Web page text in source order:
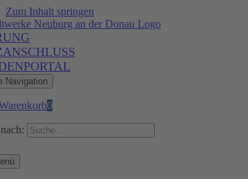
Zum Inhalt springen
Navigation
0